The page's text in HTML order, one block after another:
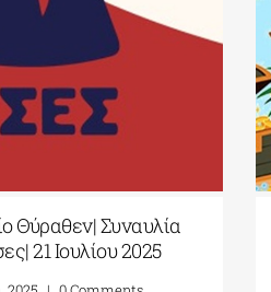
Θύραθεν| Συναυλία
21 Ιουλίου 2025